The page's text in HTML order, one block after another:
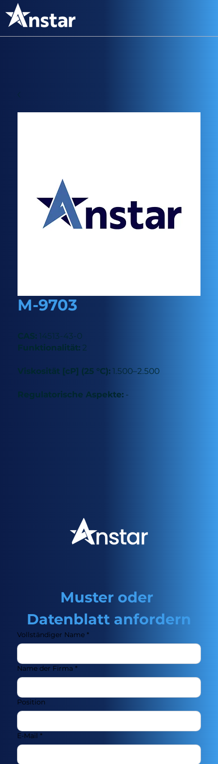
M-9703
CAS: 14513-43-0
Funktionalität: 2
Viskosität [cP] (25 °C): 1.500–2.500
Regulatorische Aspekte: -
Muster oder
Datenblatt anfordern
Vollständiger Name *
Name der Firma *
Position
E-Mail *